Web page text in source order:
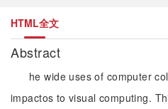
HTML全文
Abstract
he wide uses of computer
impactos to visual computing.